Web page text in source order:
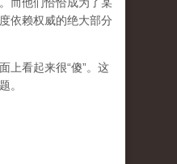
依赖权威的绝大部分
上看起来很“傻”。这
。